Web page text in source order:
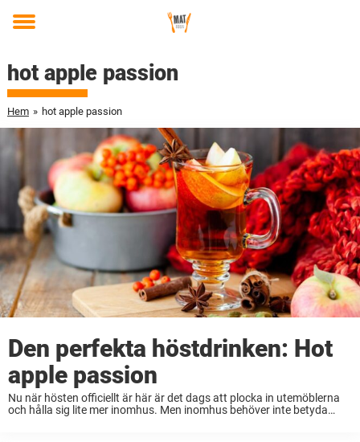
Toggle
hot apple passion
Hem » hot apple passion
Den perfekta höstdrinken: Hot
apple passion
Nu när hösten officiellt är här är det dags att plocka in utemöblerna
och hålla sig lite mer inomhus. Men inomhus behöver inte betyda